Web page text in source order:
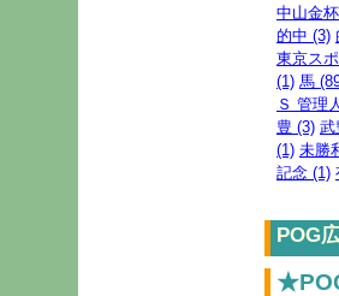
中山金
的中 (3)
東京ス
(1) 馬
Ｓ 管理
豊 (3) 武
(1) 未勝
記念 (1)
POG